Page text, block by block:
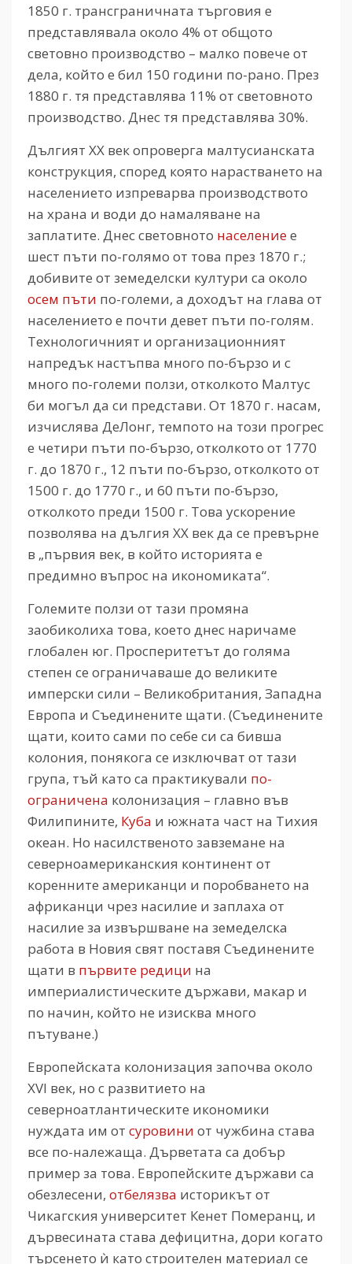
1850 г. трансграничната търговия е
представлявала около 4% от общото
световно производство – малко повече от
дела, който е бил 150 години по-рано. През
1880 г. тя представлява 11% от световното
производство. Днес тя представлява 30%.
Дългият ХХ век опроверга малтусианската
конструкция, според която нарастването на
населението изпреварва производството
на храна и води до намаляване на
заплатите. Днес световното населениее
шест пъти по-голямо от това през 1870 г.;
добивите от земеделски култури са около
осем пъти по-големи, а доходът на глава от
населението е почти девет пъти по-голям.
Технологичният и организационният
напредък настъпва много по-бързо и с
много по-големи ползи, отколкото Малтус
би могъл да си представи. От 1870 г. насам,
изчислява ДеЛонг, темпото на този прогрес
е четири пъти по-бързо, отколкото от 1770
г. до 1870 г., 12 пъти по-бързо, отколкото от
1500 г. до 1770 г., и 60 пъти по-бързо,
отколкото преди 1500 г. Това ускорение
позволява на дългия ХХ век да се превърне
в „първия век, в който историята е
предимно въпрос на икономиката“.
Големите ползи от тази промяна
заобиколиха това, което днес наричаме
глобален юг. Просперитетът до голяма
степен се ограничаваше до великите
имперски сили – Великобритания, Западна
Европа и Съединените щати. (Съединените
щати, които сами по себе си са бивша
колония, понякога се изключват от тази
група, тъй като са практикували по-
ограничена колонизация – главно във
Филипините, Куба и южната част на Тихия
океан. Но насилственото завземане на
северноамериканския континент от
коренните американци и поробването на
африканци чрез насилие и заплаха от
насилие за извършване на земеделска
работа в Новия свят поставя Съединените
щати в първите редици на
империалистическите държави, макар и
по начин, който не изисква много
пътуване.)
Европейската колонизация започва около
XVI век, но с развитието на
северноатлантическите икономики
нуждата им от суровини от чужбина става
все по-належаща. Дърветата са добър
пример за това. Европейските държави са
обезлесени, отбелязва историкът от
Чикагския университет Кенет Померанц, и
дървесината става дефицитна, дори когато
търсенето ѝ като строителен материал се